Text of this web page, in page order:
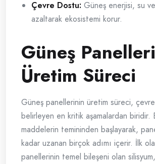
Çevre Dostu: Güneş enerjisi, su
azaltarak ekosistemi korur.
Güneş
Üretim Süreci
Güneş panellerinin üretim süreci,
belirleyen en kritik aşamalardan biridir.
maddelerin temininden başlayarak,
kadar uzanan birçok adımı içerir. İlk
panellerinin temel bileşeni olan